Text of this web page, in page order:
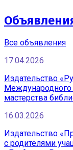
Все объявления
17.04.2026
Издательство
Международного
мастерства
16.03.2026
Издательство
с родителями